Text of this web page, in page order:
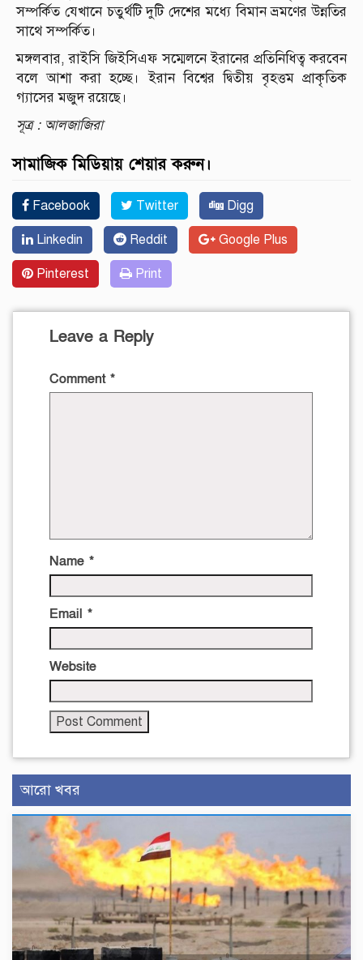
সম্পর্কিত যেখানে চতুর্থটি দুটি দেশের মধ্যে বিমান ভ্রমণের উন্নতির
সাথে সম্পর্কিত।
মঙ্গলবার, রাইসি জিইসিএফ সম্মেলনে ইরানের প্রতিনিধিত্ব করবেন
বলে আশা করা হচ্ছে। ইরান বিশ্বের দ্বিতীয় বৃহত্তম প্রাকৃতিক
গ্যাসের মজুদ রয়েছে।
সূত্র : আলজাজিরা
সামাজিক মিডিয়ায় শেয়ার করুন।
Facebook Twitter Digg
Linkedin Reddit Google Plus
Pinterest Print
Leave a Reply
Comment *
Name *
Email *
Website
আরো খবর